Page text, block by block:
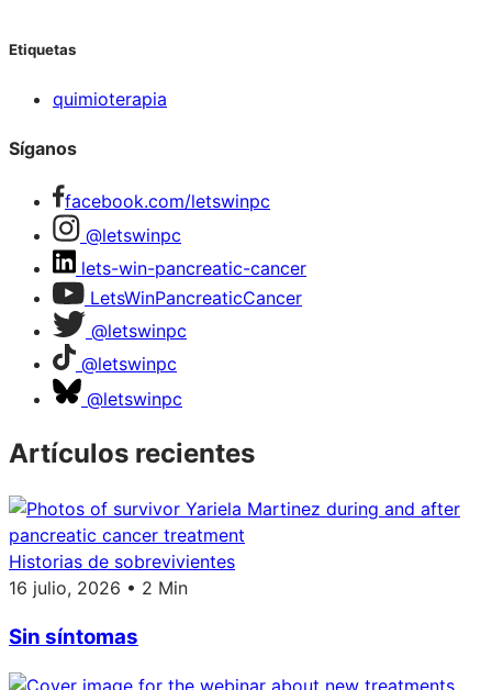
Etiquetas
quimioterapia
Síganos
facebook.com/letswinpc
@letswinpc
lets-win-pancreatic-cancer
LetsWinPancreaticCancer
@letswinpc
@letswinpc
@letswinpc
Artículos recientes
Historias de sobrevivientes
16 julio, 2026 • 2 Min
Sin síntomas